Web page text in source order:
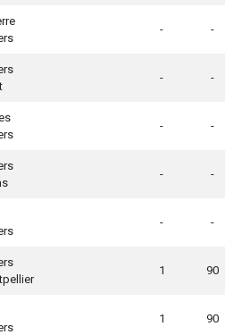
- -
- -
- -
- -
- -
1 90
1 90